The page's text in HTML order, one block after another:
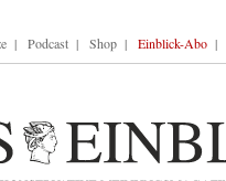
Podcast Shop Einblick-Abo